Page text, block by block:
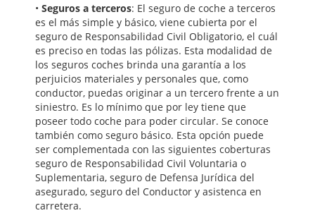
• Seguros a terceros: El seguro de coche a terceros
es el más simple y básico, viene cubierta por el
seguro de Responsabilidad Civil Obligatorio, el cuál
es preciso en todas las pólizas. Esta modalidad de
los seguros coches brinda una garantía a los
perjuicios materiales y personales que, como
conductor, puedas originar a un tercero frente a un
siniestro. Es lo mínimo que por ley tiene que
poseer todo coche para poder circular. Se conoce
también como seguro básico. Esta opción puede
ser complementada con las siguientes coberturas
seguro de Responsabilidad Civil Voluntaria o
Suplementaria, seguro de Defensa Jurídica del
asegurado, seguro del Conductor y asistenca en
carretera.